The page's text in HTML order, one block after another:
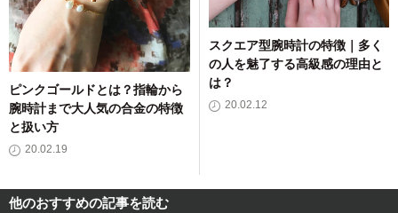
ピンクゴールドとは？指輪から
腕時計まで大人気の合金の特徴
と扱い方
20.02.19
スクエア型腕時計の特徴｜多く
の人を魅了する高級感の理由と
は？
20.02.12
他のおすすめの記事を読む